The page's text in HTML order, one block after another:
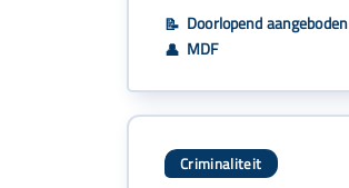
📝 Doorlopend aangeboden
👤 MDF
Criminaliteit